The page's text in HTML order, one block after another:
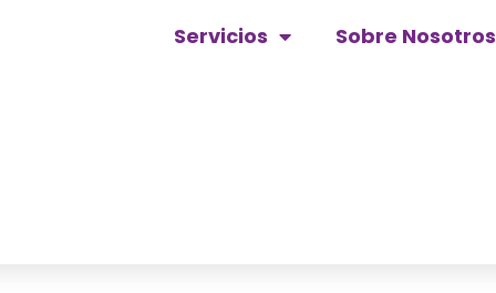
Servicios Sobre Nosotros